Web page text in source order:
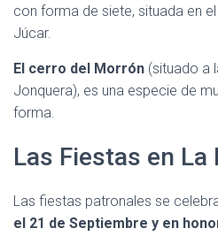
con forma de siete, situada en
Júcar.
El cerro del Morrón (situado a
Jonquera), es una especie de
forma.
Las Fiestas en La
Las fiestas patronales se
el 21 de Septiembre y en